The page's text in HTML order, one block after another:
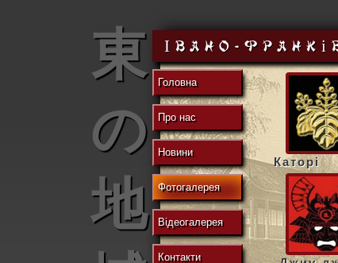
東
の
地
Івано-
Головна
Про нас
Новини
Фотогалерея
Відеогалерея
Контакти
Каторі